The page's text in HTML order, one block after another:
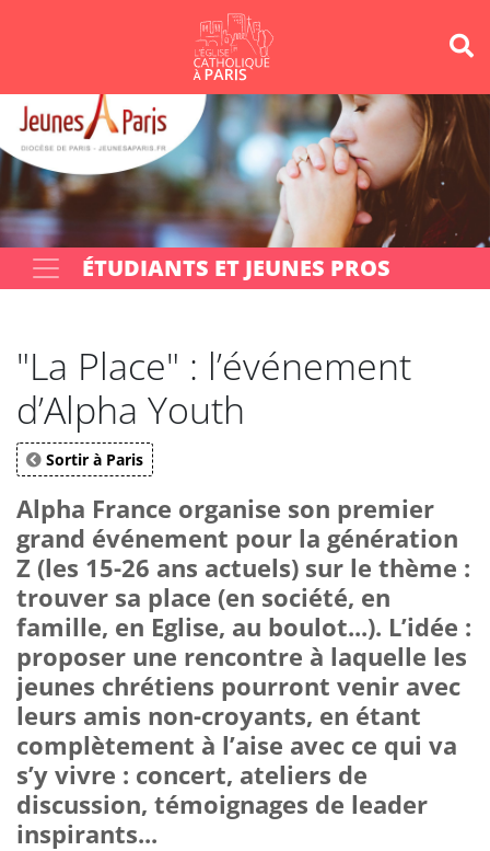
Votre recherche OK
ÉTUDIANTS ET JEUNES PROS
"La Place" : l’événement
d’Alpha Youth
Sortir à Paris
Alpha France organise son premier
grand événement pour la génération
Z (les 15-26 ans actuels) sur le thème :
trouver sa place (en société, en
famille, en Eglise, au boulot...). L’idée :
proposer une rencontre à laquelle les
jeunes chrétiens pourront venir avec
leurs amis non-croyants, en étant
complètement à l’aise avec ce qui va
s’y vivre : concert, ateliers de
discussion, témoignages de leader
inspirants...
Panneau de gestion des cookies